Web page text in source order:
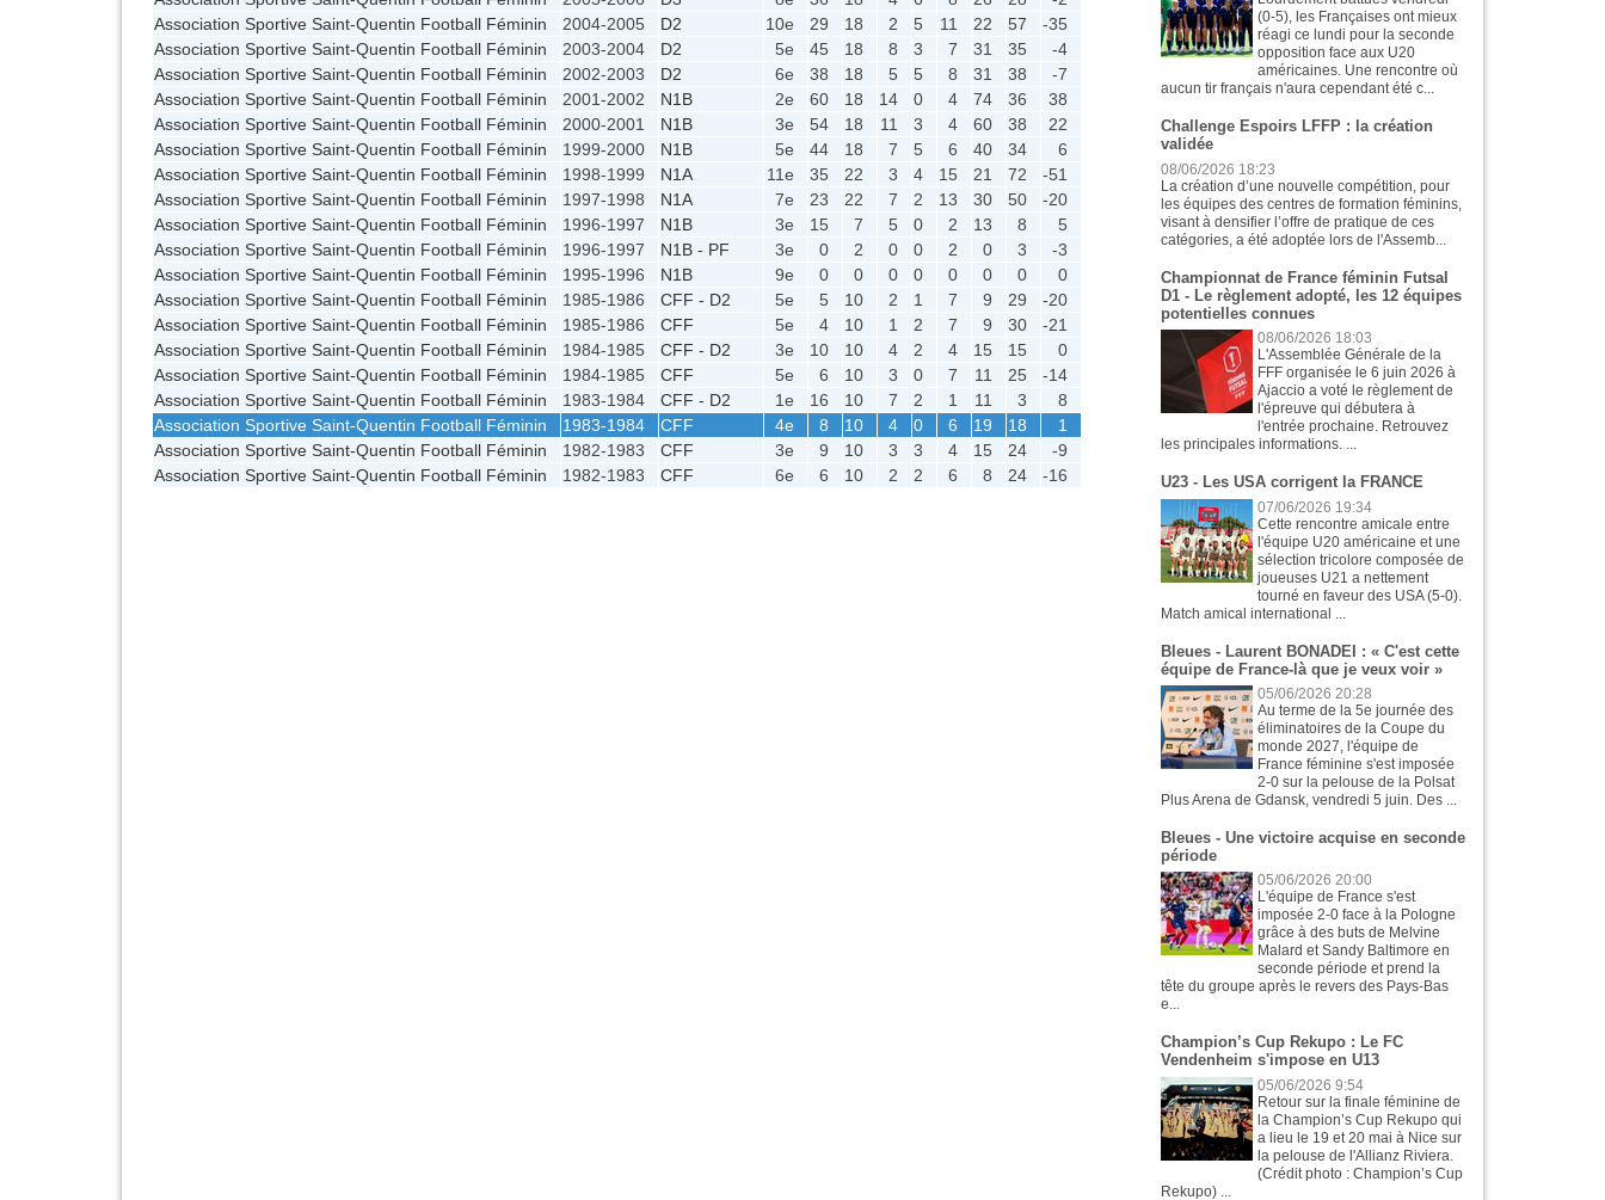
Association Sportive Saint-Quentin Football Féminin
2004-2005 D2 10e 29 18 2 5 11 22 57
-35
Association Sportive Saint-Quentin Football Féminin
2003-2004 D2 5e 45 18 8 3 7 31 35
-4
Association Sportive Saint-Quentin Football Féminin
2002-2003 D2 6e 38 18 5 5 8 31 38
-7
Association Sportive Saint-Quentin Football Féminin
2001-2002 N1B 2e 60 18 14 0 4 74 36
38
Association Sportive Saint-Quentin Football Féminin
2000-2001 N1B 3e 54 18 11 3 4 60 38
22
Association Sportive Saint-Quentin Football Féminin
1999-2000 N1B 5e 44 18 7 5 6 40 34
6
Association Sportive Saint-Quentin Football Féminin
1998-1999 N1A 11e 35 22 3 4 15 21 72
-51
Association Sportive Saint-Quentin Football Féminin
1997-1998 N1A 7e 23 22 7 2 13 30 50
-20
Association Sportive Saint-Quentin Football Féminin
1996-1997 N1B 3e 15 7 5 0 2 13 8
5
Association Sportive Saint-Quentin Football Féminin
1996-1997 N1B - PF 3e 0 2 0 0 2 0 3
-3
Association Sportive Saint-Quentin Football Féminin
1995-1996 N1B 9e 0 0 0 0 0 0 0
0
Association Sportive Saint-Quentin Football Féminin
1985-1986 CFF - D2 5e 5 10 2 1 7 9 29
-20
Association Sportive Saint-Quentin Football Féminin
1985-1986 CFF 5e 4 10 1 2 7 9 30
-21
Association Sportive Saint-Quentin Football Féminin
1984-1985 CFF - D2 3e 10 10 4 2 4 15 15
0
Association Sportive Saint-Quentin Football Féminin
1984-1985 CFF 5e 6 10 3 0 7 11 25
-14
Association Sportive Saint-Quentin Football Féminin
1983-1984 CFF - D2 1e 16 10 7 2 1 11 3
8
Association Sportive Saint-Quentin Football Féminin
1983-1984 CFF 4e 8 10 4 0 6 19 18
1
Association Sportive Saint-Quentin Football Féminin
1982-1983 CFF 3e 9 10 3 3 4 15 24
-9
Association Sportive Saint-Quentin Football Féminin
1982-1983 CFF 6e 6 10 2 2 6 8 24 -16
(0-5), les Françaises ont mieux
réagi ce lundi pour la seconde
opposition face aux U20
américaines. Une rencontre où
aucun tir français n'aura cependant été c...
Challenge Espoirs LFFP : la création
validée
08/06/2026 18:23
La création d’une nouvelle compétition, pour
les équipes des centres de formation féminins,
visant à densifier l’offre de pratique de ces
catégories, a été adoptée lors de l'Assemb...
Championnat de France féminin Futsal
D1 - Le règlement adopté, les 12 équipes
potentielles connues
08/06/2026 18:03
L'Assemblée Générale de la
FFF organisée le 6 juin 2026 à
Ajaccio a voté le règlement de
l'épreuve qui débutera à
l'entrée prochaine. Retrouvez
les principales informations. ...
U23 - Les USA corrigent la FRANCE
07/06/2026 19:34
Cette rencontre amicale entre
l'équipe U20 américaine et une
sélection tricolore composée de
joueuses U21 a nettement
tourné en faveur des USA (5-0).
Match amical international ...
Bleues - Laurent BONADEI : « C'est cette
équipe de France-là que je veux voir »
05/06/2026 20:28
Au terme de la 5e journée des
éliminatoires de la Coupe du
monde 2027, l'équipe de
France féminine s'est imposée
2-0 sur la pelouse de la Polsat
Plus Arena de Gdansk, vendredi 5 juin. Des ...
Bleues - Une victoire acquise en seconde
période
05/06/2026 20:00
L'équipe de France s'est
imposée 2-0 face à la Pologne
grâce à des buts de Melvine
Malard et Sandy Baltimore en
seconde période et prend la
tête du groupe après le revers des Pays-Bas
e...
Champion’s Cup Rekupo : Le FC
Vendenheim s'impose en U13
05/06/2026 9:54
Retour sur la finale féminine de
la Champion’s Cup Rekupo qui
a lieu le 19 et 20 mai à Nice sur
la pelouse de l'Allianz Riviera.
(Crédit photo : Champion’s Cup
Rekupo) ...